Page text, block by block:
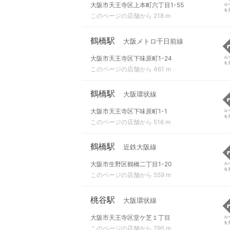
大阪市天王寺区上本町六丁目1-55
このページの店舗から 218 m
ル
を
鶴橋駅 大阪メトロ千日前線
大阪市天王寺区下味原町1-24
このページの店舗から 461 m
ル
を
鶴橋駅 大阪環状線
大阪市天王寺区下味原町1-1
このページの店舗から 516 m
ル
を
鶴橋駅 近鉄大阪線
大阪市生野区鶴橋二丁目1-20
このページの店舗から 559 m
ル
を
桃谷駅 大阪環状線
大阪市天王寺区堂ケ芝１丁目
このページの店舗から 795 m
ル
を